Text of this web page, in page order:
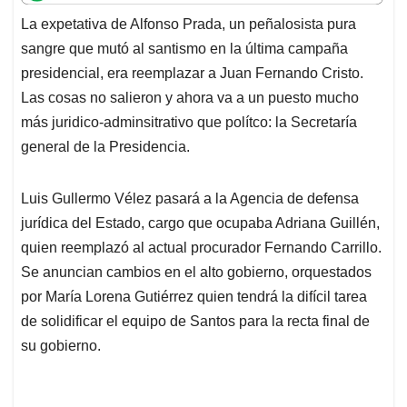
t
s
A
p
p
e
b
o
o
k
k
e
d
I
n
i
l
e
a
d
s
La expetativa de Alfonso Prada, un peñalosista pura
sangre que mutó al santismo en la última campaña
presidencial, era reemplazar a Juan Fernando Cristo.
Las cosas no salieron y ahora va a un puesto mucho
más juridico-adminsitrativo que polítco: la Secretaría
general de la Presidencia.
Luis Gullermo Vélez pasará a la Agencia de defensa
jurídica del Estado, cargo que ocupaba Adriana Guillén,
quien reemplazó al actual procurador Fernando Carrillo.
Se anuncian cambios en el alto gobierno, orquestados
por María Lorena Gutiérrez quien tendrá la difícil tarea
de solidificar el equipo de Santos para la recta final de
su gobierno.